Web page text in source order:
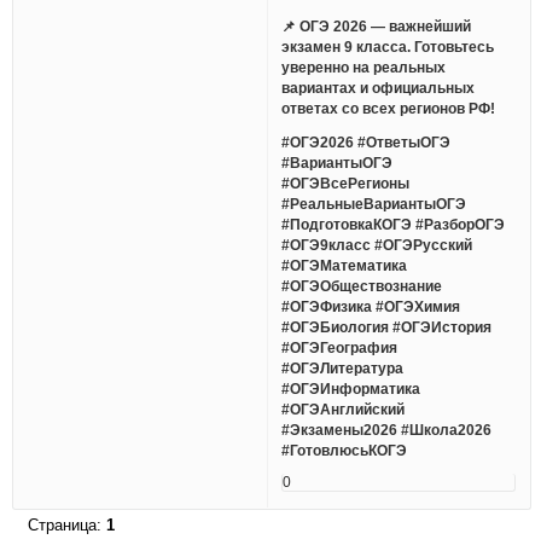
📌 ОГЭ 2026 — важнейший
экзамен 9 класса. Готовьтесь
уверенно на реальных
вариантах и официальных
ответах со всех регионов РФ!
#ОГЭ2026 #ОтветыОГЭ
#ВариантыОГЭ
#ОГЭВсеРегионы
#РеальныеВариантыОГЭ
#ПодготовкаКОГЭ #РазборОГЭ
#ОГЭ9класс #ОГЭРусский
#ОГЭМатематика
#ОГЭОбществознание
#ОГЭФизика #ОГЭХимия
#ОГЭБиология #ОГЭИстория
#ОГЭГеография
#ОГЭЛитература
#ОГЭИнформатика
#ОГЭАнглийский
#Экзамены2026 #Школа2026
#ГотовлюсьКОГЭ
0
Страница: 1